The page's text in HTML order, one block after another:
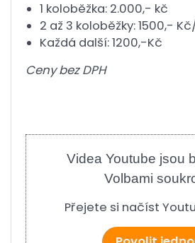
1 koloběžka: 2.000,- kč
2 až 3 koloběžky: 1500,-
Každá další: 1200,-Kč
Ceny bez DPH
Videa Youtube jsou
Volbami
Přejete si načíst